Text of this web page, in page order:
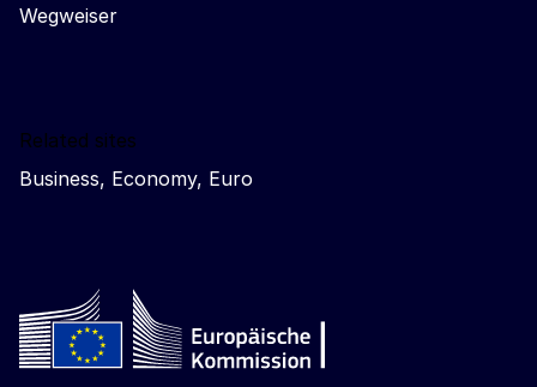
Wegweiser
Related sites
Business, Economy, Euro